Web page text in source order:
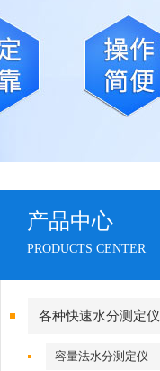
产品中心
PRODUCTS CENTER
各种快速水分测定仪
容量法水分测定仪